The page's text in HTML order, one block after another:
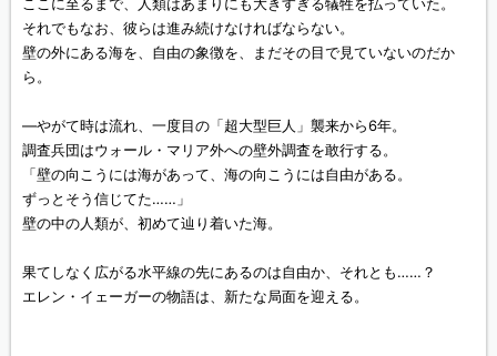
それでもなお、彼らは進み続けなければならない。
壁の外にある海を、自由の象徴を、まだその目で見ていないのだか
ら。
—やがて時は流れ、一度目の「超大型巨人」襲来から6年。
調査兵団はウォール・マリア外への壁外調査を敢行する。
「壁の向こうには海があって、海の向こうには自由がある。
ずっとそう信じてた……」
壁の中の人類が、初めて辿り着いた海。
果てしなく広がる水平線の先にあるのは自由か、それとも……？
エレン・イェーガーの物語は、新たな局面を迎える。